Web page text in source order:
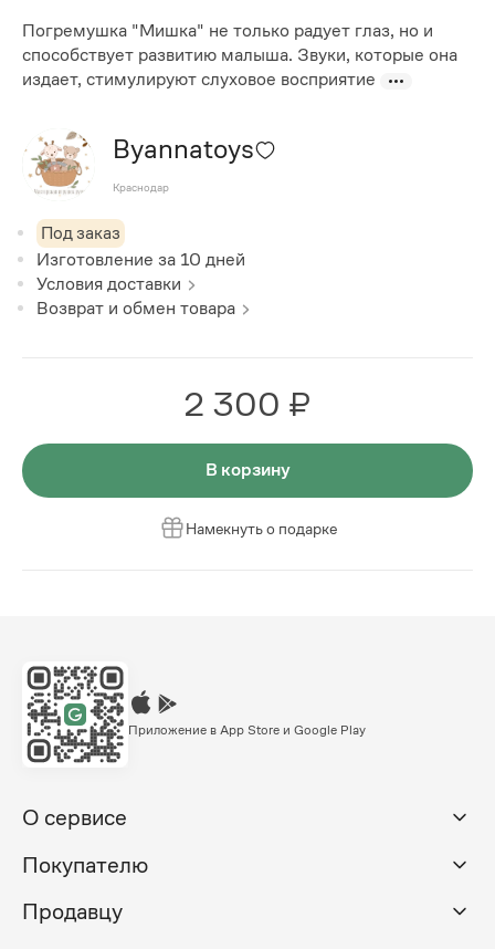
Погремушка "Мишка" не только радует глаз, но и
способствует развитию малыша. Звуки, которые она
издает, стимулируют слуховое восприятие
Byannatoys
Краснодар
Под заказ
Изготовление за 10 дней
Условия доставки
Возврат и обмен товара
2 300 ₽
В корзину
Намекнуть о подарке
Приложение в App Store и Google Play
О сервисе
Покупателю
Продавцу